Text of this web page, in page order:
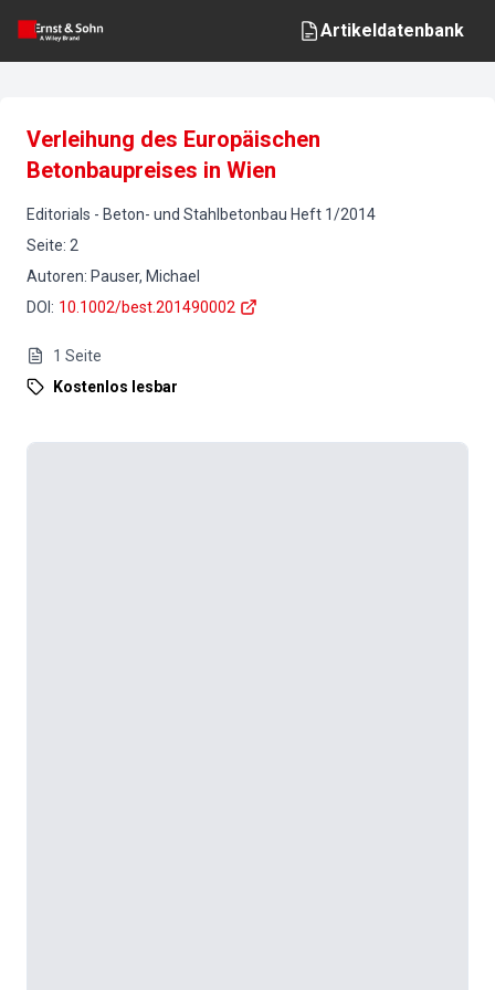
Artikeldatenbank
Verleihung des Europäischen
Betonbaupreises in Wien
Editorials - Beton- und Stahlbetonbau Heft 1/2014
Seite: 2
Autoren: Pauser, Michael
DOI : 10.1002/best.201490002
1 Seite
Kostenlos lesbar